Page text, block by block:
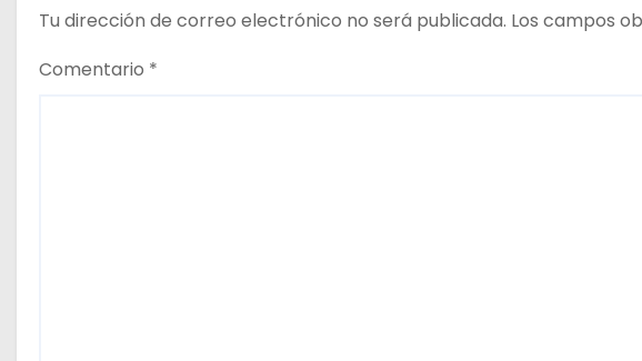
Tu dirección de correo electrónico no será publicada. Los campos
Comentario *